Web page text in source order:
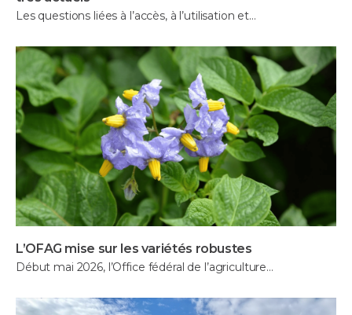
Les questions liées à l’accès, à l’utilisation et…
L’OFAG mise sur les variétés robustes
Début mai 2026, l’Office fédéral de l’agriculture…